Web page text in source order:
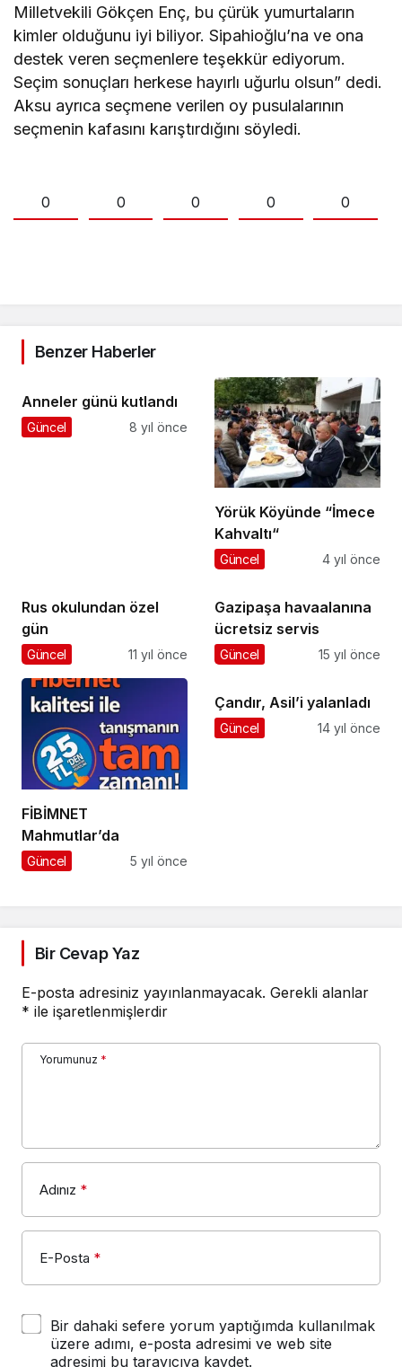
Milletvekili Gökçen Enç, bu çürük yumurtaların
kimler olduğunu iyi biliyor. Sipahioğlu’na ve ona
destek veren seçmenlere teşekkür ediyorum.
Seçim sonuçları herkese hayırlı uğurlu olsun” dedi.
Aksu ayrıca seçmene verilen oy pusulalarının
seçmenin kafasını karıştırdığını söyledi.
0 0 0 0 0
Benzer Haberler
Anneler günü kutlandı
Güncel 8 yıl önce
Yörük Köyünde “İmece
Kahvaltı“
Güncel 4 yıl önce
Rus okulundan özel
gün
Güncel 11 yıl önce
Gazipaşa havaalanına
ücretsiz servis
Güncel 15 yıl önce
FİBİMNET
Mahmutlar’da
Güncel 5 yıl önce
Çandır, Asil’i yalanladı
Güncel 14 yıl önce
Bir Cevap Yaz
E-posta adresiniz yayınlanmayacak. Gerekli alanlar
* ile işaretlenmişlerdir
Yorumunuz *
Adınız *
E-Posta *
Bir dahaki sefere yorum yaptığımda kullanılmak
üzere adımı, e-posta adresimi ve web site
adresimi bu tarayıcıya kaydet.